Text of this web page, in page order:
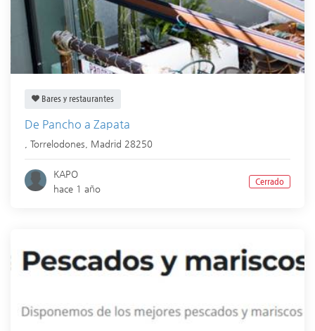
Bares y restaurantes
De Pancho a Zapata
Torrelodones Madrid 28250
KAPO
hace 1 año
Cerrado